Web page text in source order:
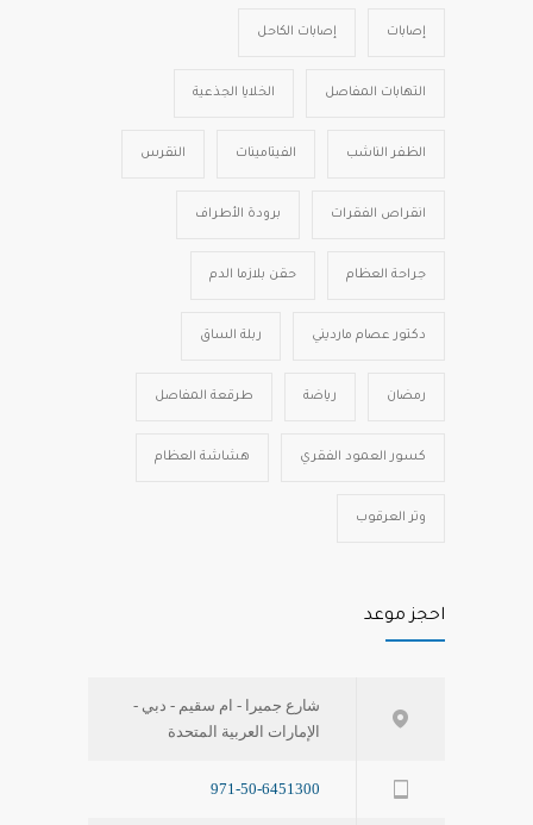
إصابات إصابات الكاحل
التهابات المفاصل الخلايا الجذعية
الظفر الناشب الفيتامينات النقرس
انقراص الفقرات برودة الأطراف
جراحة العظام حقن بلازما الدم
دكتور عصام مارديني ربلة الساق
رمضان رياضة طرقعة المفاصل
كسور العمود الفقري هشاشة العظام
وتر العرقوب
احجز موعد
شارع جميرا - ام سقيم - دبي -
الإمارات العربية المتحدة
971-50-6451300